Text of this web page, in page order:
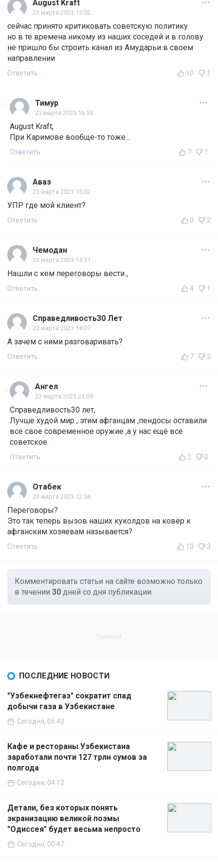
August Kraft
23 марта 2023 15:02
сейчас принято критиковать советскую политику.
но в те времена никому из наших соседей и в голову
не пришло бы строить канал из Амударьи в своем
направлении
Ответить 10 1
Тимур
23 марта 2023 16:55
August Kraft,
При Каримове вообще-то тоже...
Ответить 7 1
Аваз
23 марта 2023 15:02
УПР где мой клиент?
Ответить 0 2
Чемодан
23 марта 2023 14:31
Нашли с кем переговоры вести ,
Ответить 4 1
Справедливость30 Лет
23 марта 2023 14:07
А зачем с ними разговаривать?
Ответить 7 2
Ангел
23 марта 2023 23:09
Справедливость30 лет,
Лучше худой мир , этим афганцам ,пендосы оставили
все свое современное оружие ,а у нас ещё все
советское.
Ответить 2 0
Отабек
23 марта 2023 12:58
Переговоры?
Это так теперь вызов наших куколдов на ковёр к
афганским хозяевам называется?
Ответить 10 3
Комментировать статьи на сайте возможно только
в течении 30 дней со дня публикации.
ПОСЛЕДНИЕ НОВОСТИ
"Узбекнефтегаз" сократит спад
добычи газа в Узбекистане
Сегодня, 05:43
Кафе и рестораны Узбекистана
заработали почти 127 трлн сумов за
полгода
Сегодня, 04:12
Детали, без которых понять
экранизацию великой поэмы
"Одиссея" будет весьма непросто
Сегодня, 00:47